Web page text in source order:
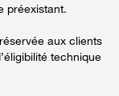
préexistant.
aux clients
technique